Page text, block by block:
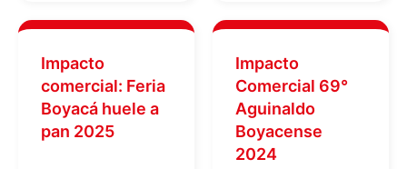
Impacto
comercial: Feria
Boyacá huele a
pan 2025
Impacto
Comercial 69°
Aguinaldo
Boyacense
2024